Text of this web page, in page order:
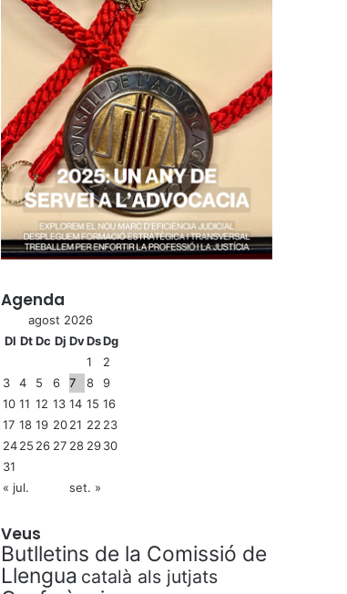
Agenda
agost 2026
Dl Dt Dc Dj DvDsDg
1
2
3
4 5 6 7 8
9
10 11 12 13 14 15 16
17 18 19 2021 22 23
2425 26 27 28 2930
31
« jul.
set. »
Veus
Butlletins de la Comissió de
Llengua català als jutjats